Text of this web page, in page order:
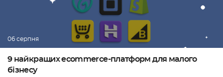
06 серпня
9 найкращих ecommerce-платформ для малого
бізнесу